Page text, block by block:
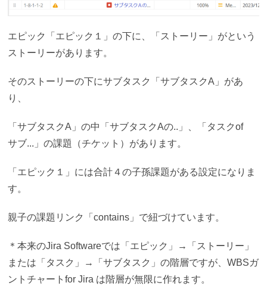
エピック「エピック１」の下に、「ストーリー」がという
ストーリーがあります。
そのストーリーの下にサブタスク「サブタスクA」があ
り、
「サブタスクA」の中「サブタスクAの..」、「タスクof
サブ...」の課題（チケット）があります。
「エピック１」には合計４の子孫課題がある設定になりま
す。
親子の課題リンク「contains」で紐づけています。
＊本来のJira Softwareでは「エピック」→「ストーリー」
または「タスク」→「サブタスク」の階層ですが、WBSガ
ントチャートfor Jira は階層が無限に作れます。